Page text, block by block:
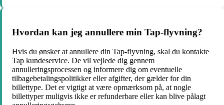
Hvordan kan jeg annullere min Tap-flyvning?
Hvis du ønsker at annullere din Tap-flyvning, skal du kontakte
Tap kundeservice. De vil vejlede dig gennem
annulleringsprocessen og informere dig om eventuelle
tilbagebetalingspolitikker eller afgifter, der gælder for din
billettype. Det er vigtigt at være opmærksom på, at nogle
billettyper muligvis ikke er refunderbare eller kan blive pålagt